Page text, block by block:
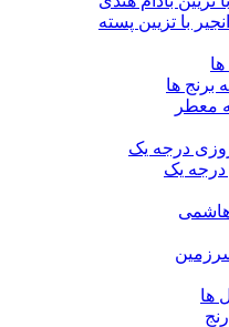
با تزیین پسته
برنج ها
معطر
درجه یک
درجه یک
ها